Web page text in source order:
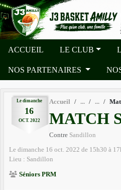
ACCUEIL LE CLUB
NOS PARTENAIRES
Le dimanche
16
OCT. 2022
Accueil
MATCH
Contre Sandillon
Le dimanche 16 oct. 2022 de 15h30 à
Lieu : Sandillon
Séniors PRM
Panneau de gestion des cookies